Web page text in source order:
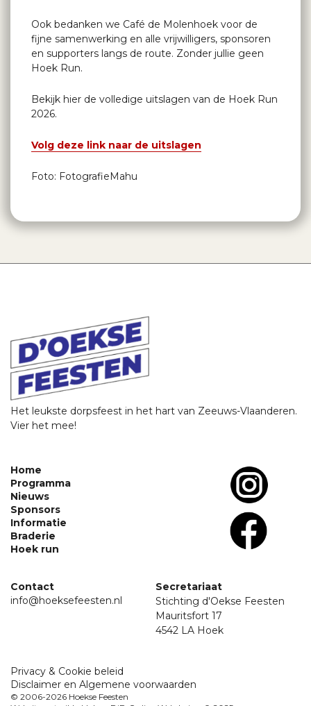
Ook bedanken we Café de Molenhoek voor de
fijne samenwerking en alle vrijwilligers, sponsoren
en supporters langs de route. Zonder jullie geen
Hoek Run.
Bekijk hier de volledige uitslagen van de Hoek Run
2026.
Volg deze link naar de uitslagen
Foto: FotografieMahu
Het leukste dorpsfeest in het hart van Zeeuws-Vlaanderen.
Vier het mee!
Home
Programma
Nieuws
Sponsors
Informatie
Braderie
Hoek run
Contact
info@hoeksefeesten.nl
Secretariaat
Stichting d'Oekse Feesten
Mauritsfort 17
4542 LA Hoek
© 2006-2026 Hoekse Feesten
Privacy & Cookie beleid
Disclaimer en Algemene voorwaarden